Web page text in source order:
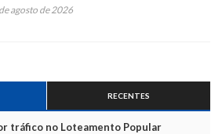
agosto de 2026
RECENTES
tráfico no Loteamento Popular